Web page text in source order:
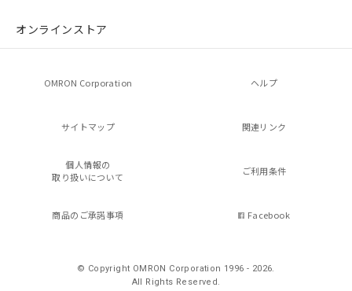
オンラインストア
OMRON Corporation ヘルプ
サイトマップ 関連リンク
個人情報の
取り扱いについて
ご利用条件
商品のご承諾事項 Facebook
© Copyright OMRON Corporation 1996 - 2026.
All Rights Reserved.